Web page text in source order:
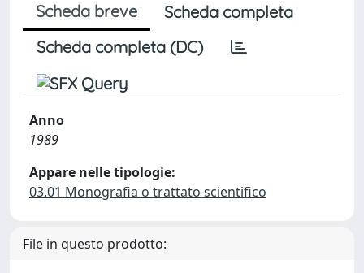
Scheda breve
Scheda completa
Scheda completa (DC)
Anno
1989
Appare nelle tipologie:
03.01 Monografia o trattato scientifico
File in questo prodotto: